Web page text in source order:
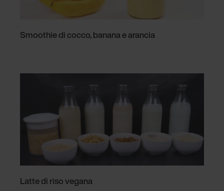
Smoothie di cocco, banana e arancia
Latte di riso vegana